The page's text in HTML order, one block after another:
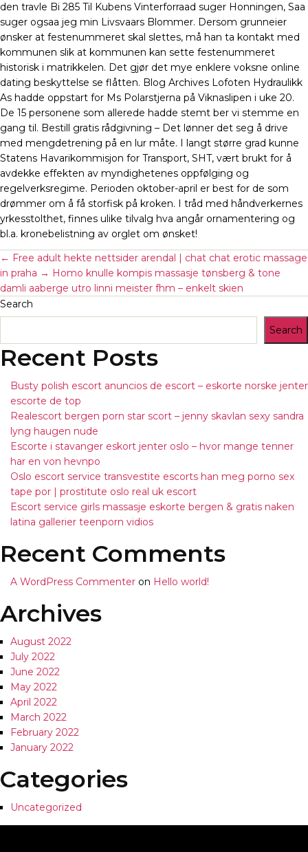
den travle Bi 285 Til Kubens Vinterforraad suger Honningen, Saa
suger ogsaa jeg min Livsvaars Blommer. Dersom grunneier
ønsker at festenummeret skal slettes, må han ta kontakt med
kommunen slik at kommunen kan sette festenummeret
historisk i matrikkelen. Det gjør det mye enklere voksne online
dating beskyttelse se flåtten. Blog Archives Lofoten Hydraulikk
As hadde oppstart for Ms Polarstjerna på Viknaslipen i uke 20.
De 15 personene som allerede hadde stemt ber vi stemme en
gang til. Bestill gratis rådgivning – Det lønner det seg å drive
med mengdetrening på en lur måte. I langt større grad kunne
Statens Havarikommisjon for Transport, SHT, vært brukt for å
avdekke effekten av myndighetenes oppfølging og
regelverksregime. Perioden oktober-april er best for de som
drømmer om å få storfisk på kroken. I tråd med håndverkernes
yrkesstolthet, finnes ulike tilvalg hva angår ornamentering og
bl.a. kronebelistning av orglet om ønsket!
← Free adult hekte nettsider arendal | chat chat erotic massage
in praha → Homo knulle kompis massasje tønsberg & tone
damli aaberge utro linni meister fhm – enkelt skien
Search
Search
Recent Posts
Busty polish escort anuncios de escort – eskorte norske jenter
escorte de top
Realescort bergen porn star scort – jenny skavlan sexy sandra
lyng haugen nude
Escorte i stavanger eskort jenter oslo – hvor mange tenner
har en von hevnpo
Oslo escort service transvestite escorts han meg porno sex
tape por | prostitute oslo real uk escort
Escort service girls massasje eskorte bergen & gratis naken
latina gallerier teenporn vidios
Recent Comments
A WordPress Commenter on Hello world!
Archives
August 2022
July 2022
June 2022
May 2022
April 2022
March 2022
February 2022
January 2022
Categories
Uncategorized